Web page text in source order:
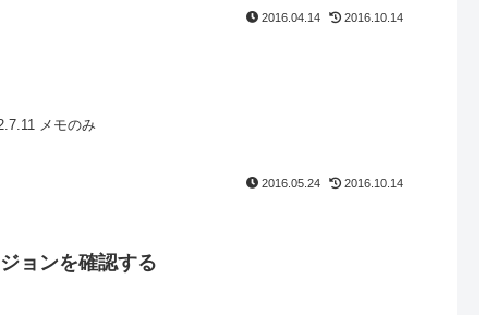
2016.04.14 2016.10.14
メモのみ
2016.05.24 2016.10.14
ョンを確認する